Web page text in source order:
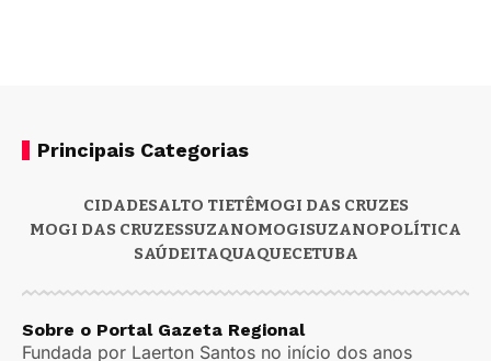
Principais Categorias
CIDADESALTO TIETÊMOGI DAS CRUZES
MOGI DAS CRUZESSUZANOMOGISUZANOPOLÍTICA
SAÚDEITAQUAQUECETUBA
Sobre o Portal Gazeta Regional
Fundada por Laerton Santos no início dos anos